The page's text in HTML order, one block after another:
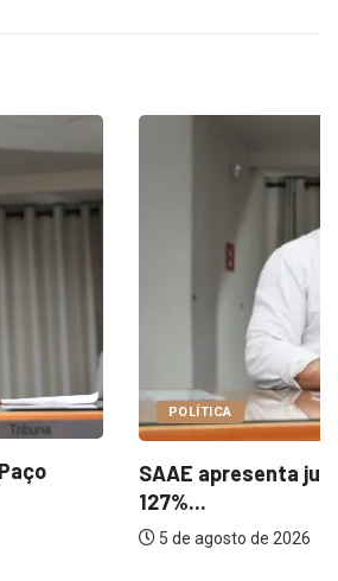
justificativas para aumento de